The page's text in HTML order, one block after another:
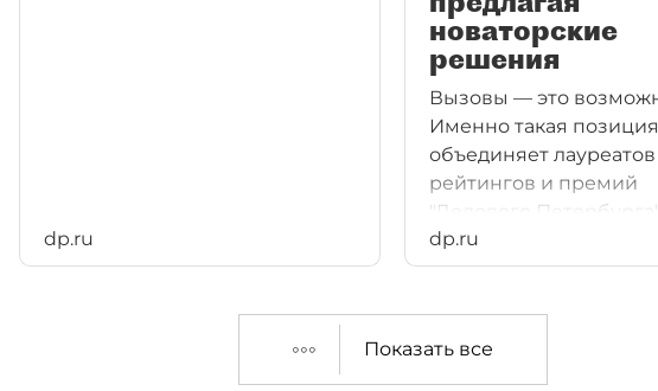
dp.ru
новаторские
решения
Вызовы — это
Именно такая позиция
объединяет лауреатов
рейтингов и премий
"Делового
течение года. Однако с
инновациями,
вложений в их
компании-новатору
dp.ru
Показать все